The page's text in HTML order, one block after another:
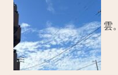
雲。